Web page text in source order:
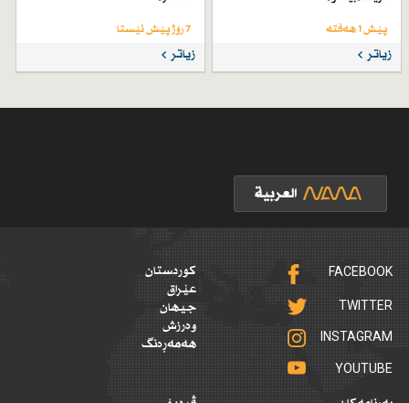
پێش 1 هەفتە
زیاتر
7 رۆژ پێش ئێستا
زیاتر
FACEBOOK
TWITTER
INSTAGRAM
YOUTUBE
کوردستان
عێراق
جیهان
وەرزش
هەمەڕەنگ